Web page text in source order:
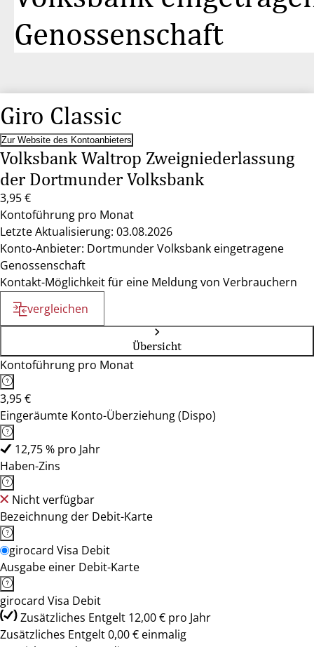
Genossenschaft
Giro Classic
Zur Website des Kontoanbieters
Volksbank Waltrop Zweigniederlassung
der Dortmunder Volksbank
3,95 €
Kontoführung pro Monat
Letzte Aktualisierung: 03.08.2026
Konto-Anbieter: Dortmunder Volksbank eingetragene
Genossenschaft
Kontakt-Möglichkeit für eine Meldung von Verbrauchern
vergleichen
Übersicht
Kontoführung pro Monat
3,95 €
Eingeräumte Konto-Überziehung (Dispo)
12,75 % pro Jahr
Haben-Zins
Nicht verfügbar
Bezeichnung der Debit-Karte
girocard Visa Debit
Ausgabe einer Debit-Karte
girocard Visa Debit
Zusätzliches Entgelt 12,00 € pro Jahr
Zusätzliches Entgelt 0,00 € einmalig